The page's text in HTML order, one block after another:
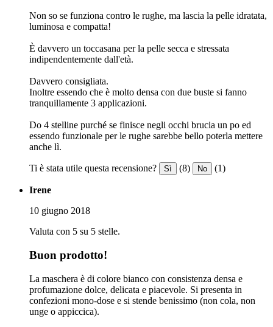
Non so se funziona contro le rughe, ma lascia la pelle idratata,
luminosa e compatta!
È davvero un toccasana per la pelle secca e stressata
indipendentemente dall'età.
Davvero consigliata.
Inoltre essendo che è molto densa con due buste si fanno
tranquillamente 3 applicazioni.
Do 4 stelline purché se finisce negli occhi brucia un po ed
essendo funzionale per le rughe sarebbe bello poterla mettere
anche lì.
Ti è stata utile questa recensione? Sì (8) No (1)
Irene
10 giugno 2018
Valuta con 5 su 5 stelle.
Buon prodotto!
La maschera è di colore bianco con consistenza densa e
profumazione dolce, delicata e piacevole. Si presenta in
confezioni mono-dose e si stende benissimo (non cola, non
unge o appiccica).